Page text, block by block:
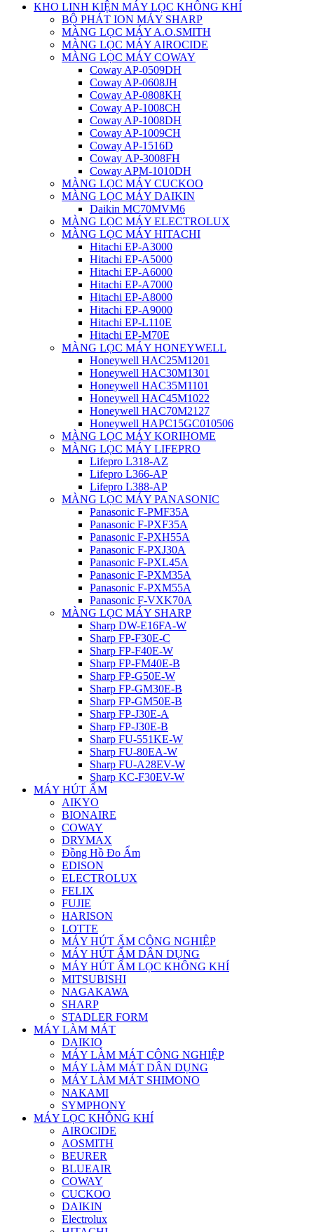
KHO LINH KIỆN MÁY LỌC KHÔNG KHÍ
BỘ PHÁT ION MÁY SHARP
MÀNG LỌC MÁY A.O.SMITH
MÀNG LỌC MÁY AIROCIDE
MÀNG LỌC MÁY COWAY
Coway AP-0509DH
Coway AP-0608JH
Coway AP-0808KH
Coway AP-1008CH
Coway AP-1008DH
Coway AP-1009CH
Coway AP-1516D
Coway AP-3008FH
Coway APM-1010DH
MÀNG LỌC MÁY CUCKOO
MÀNG LỌC MÁY DAIKIN
Daikin MC70MVM6
MÀNG LỌC MÁY ELECTROLUX
MÀNG LỌC MÁY HITACHI
Hitachi EP-A3000
Hitachi EP-A5000
Hitachi EP-A6000
Hitachi EP-A7000
Hitachi EP-A8000
Hitachi EP-A9000
Hitachi EP-L110E
Hitachi EP-M70E
MÀNG LỌC MÁY HONEYWELL
Honeywell HAC25M1201
Honeywell HAC30M1301
Honeywell HAC35M1101
Honeywell HAC45M1022
Honeywell HAC70M2127
Honeywell HAPC15GC010506
MÀNG LỌC MÁY KORIHOME
MÀNG LỌC MÁY LIFEPRO
Lifepro L318-AZ
Lifepro L366-AP
Lifepro L388-AP
MÀNG LỌC MÁY PANASONIC
Panasonic F-PMF35A
Panasonic F-PXF35A
Panasonic F-PXH55A
Panasonic F-PXJ30A
Panasonic F-PXL45A
Panasonic F-PXM35A
Panasonic F-PXM55A
Panasonic F-VXK70A
MÀNG LỌC MÁY SHARP
Sharp DW-E16FA-W
Sharp FP-F30E-C
Sharp FP-F40E-W
Sharp FP-FM40E-B
Sharp FP-G50E-W
Sharp FP-GM30E-B
Sharp FP-GM50E-B
Sharp FP-J30E-A
Sharp FP-J30E-B
Sharp FU-551KE-W
Sharp FU-80EA-W
Sharp FU-A28EV-W
Sharp KC-F30EV-W
MÁY HÚT ẨM
AIKYO
BIONAIRE
COWAY
DRYMAX
Đồng Hồ Đo Ẩm
EDISON
ELECTROLUX
FELIX
FUJIE
HARISON
LOTTE
MÁY HÚT ẨM CÔNG NGHIỆP
MÁY HÚT ẨM DÂN DỤNG
MÁY HÚT ẨM LỌC KHÔNG KHÍ
MITSUBISHI
NAGAKAWA
SHARP
STADLER FORM
MÁY LÀM MÁT
DAIKIO
MÁY LÀM MÁT CÔNG NGHIỆP
MÁY LÀM MÁT DÂN DỤNG
MÁY LÀM MÁT SHIMONO
NAKAMI
SYMPHONY
MÁY LỌC KHÔNG KHÍ
AIROCIDE
AOSMITH
BEURER
BLUEAIR
COWAY
CUCKOO
DAIKIN
Electrolux